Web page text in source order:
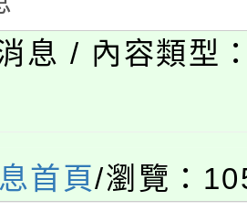
」8/29、30在
場!
1時於龍潭區
27日，桃園電
息 / 內容類型
首頁/瀏覽：